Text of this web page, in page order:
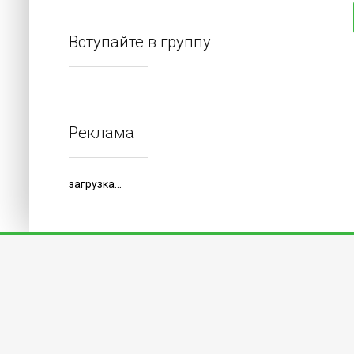
Вступайте в группу
Реклама
загрузка...